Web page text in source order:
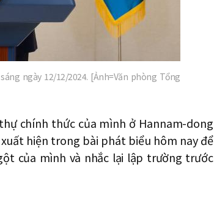
ngày 12/12/2024. [Ảnh=Văn phòng Tổng
chính thức của mình ở Hannam-dong
hiện trong bài phát biểu hôm nay để
của mình và nhắc lại lập trường trước